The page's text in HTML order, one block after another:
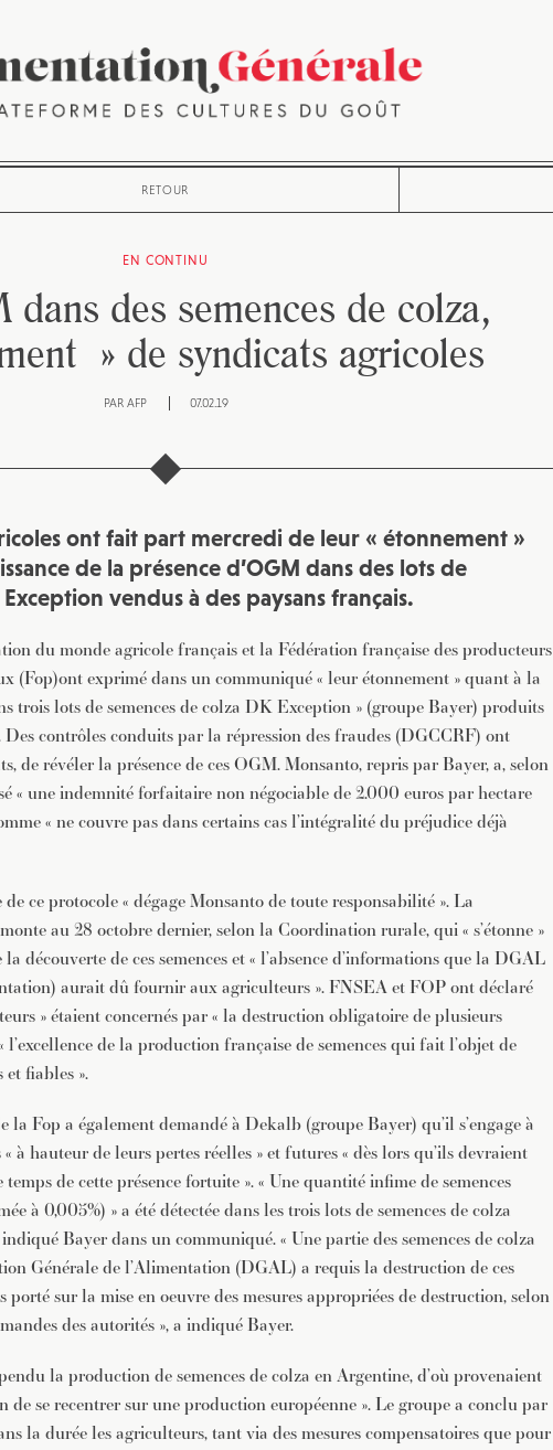
RETOUR
EN CONTINU
des semences de colza,
» de syndicats agricoles
PAR AFP 07.02.19
ont fait part mercredi de leur « étonnement »
de la présence d’OGM dans des lots de
vendus à des paysans français.
du monde agricole français et la Fédération française des producteurs
(Fop)ont exprimé dans un communiqué « leur étonnement » quant à la
trois lots de semences de colza DK Exception » (groupe Bayer) produits
contrôles conduits par la répression des fraudes (DGCCRF) ont
de révéler la présence de ces OGM. Monsanto, repris par Bayer, a, selon
« une indemnité forfaitaire non négociable de 2.000 euros par hectare
« ne couvre pas dans certains cas l’intégralité du préjudice déjà
ce protocole « dégage Monsanto de toute responsabilité ». La
au 28 octobre dernier, selon la Coordination rurale, qui « s’étonne »
découverte de ces semences et « l’absence d’informations que la DGAL
aurait dû fournir aux agriculteurs ». FNSEA et FOP ont déclaré
» étaient concernés par « la destruction obligatoire de plusieurs
de la production française de semences qui fait l’objet de
fiables ».
Fop a également demandé à Dekalb (groupe Bayer) qu’il s’engage à
à hauteur de leurs pertes réelles » et futures « dès lors qu’ils devraient
de cette présence fortuite ». « Une quantité infime de semences
à 0,005%) » a été détectée dans les trois lots de semences de colza
Bayer dans un communiqué. « Une partie des semences de colza
Générale de l’Alimentation (DGAL) a requis la destruction de ces
porté sur la mise en oeuvre des mesures appropriées de destruction, selon
des autorités », a indiqué Bayer.
la production de semences de colza en Argentine, d’où provenaient
de se recentrer sur une production européenne ». Le groupe a conclu par
la durée les agriculteurs, tant via des mesures compensatoires que pour